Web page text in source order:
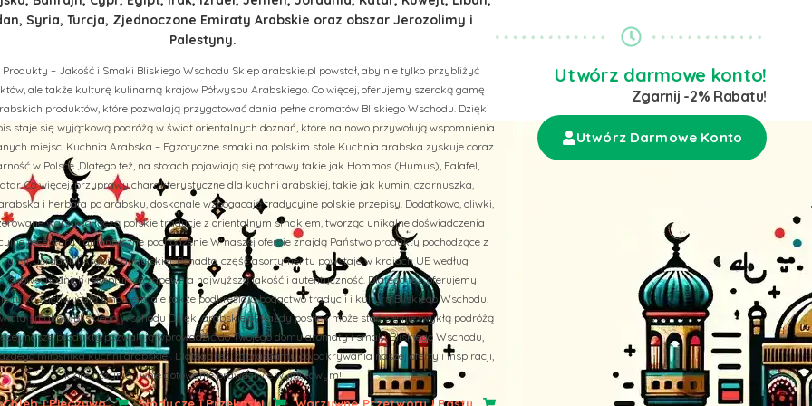
Syria, Turcja, Zjednoczone Emiraty Arabskie oraz obszar Jerozolimy i
Palestyny.
– Jakość i Smaki Bliskiego Wschodu Sklep arabskie.pl powstał, aby nie tylko przybliżyć
ale także kulturę kulinarną krajów Półwyspu Arabskiego. Co więcej, oferujemy szeroką gamę
produktów, które pozwalają przygotować dania pełne aromatów Bliskiego Wschodu. Dzięki
staje się wyjątkową podróżą w świat orientalnych doznań, które na nowo przywołują wspomnienia
miejsc. Kuchnia Arabska – Egzotyczne smaki na polskim stole Kuchnia arabska zyskuje coraz
w Polsce. Dlatego też, na stołach pojawiają się potrawy takie jak Hommos (Humus), Falafel,
Co więcej, przyprawy charakterystyczne dla kuchni arabskiej, takie jak kumin, czarnuszka,
i herbata po arabsku, doskonale wzbogacają tradycyjne polskie przepisy. Dodatkowo, oliwki,
warzywa łączą polskie tradycje z orientalnym smakiem, tworząc unikalne doświadczenia
receptury i autentyczne pochodzenie W naszej ofercie znajdą Państwo produkty pochodzące z
Jordanii i Arabii Saudyjskiej. Ponadto, część asortymentu powstaje w krajach UE według
receptur, co zapewnia najwyższą jakość i autentyczność. Dlatego też, oferujemy
tylko zachwycają smakiem, ale także podkreślają bogactwo tradycji i kultury Bliskiego Wschodu.
smaków Bliskiego Wschodu Dzięki arabskie.pl, każdy posiłek może stać się niezwykłą podróżą
nasze produkty pozwalają wprowadzić do Twojego domu aromaty i smaki Bliskiego Wschodu,
miłośnika kuchni arabskiej. Dlatego też, zapraszamy do odkrywania naszej oferty i inspiracji,
które uczynią Twoje gotowanie prawdziwie wyjątkowym!
Utwórz darmowe konto!
Zgarnij -2% Rabatu!
Utwórz Darmowe Konto